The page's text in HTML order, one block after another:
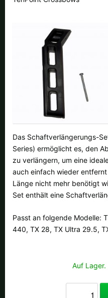
Das Schaftverlängerungs-
Series) ermöglicht es, den
zu verlängern, um eine
auch einfach wieder
Länge nicht mehr benötigt
Set enthält eine
Passt an folgende Modelle:
440, TX 28, TX Ultra 29.5,
Auf
Niederlande |
Portugal | €
Schweiz | Fr.
Slowenien |
weitere Länder, siehe unten
Alle